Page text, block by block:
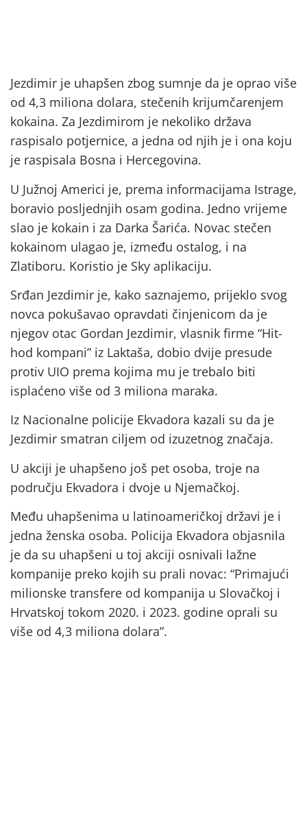
Jezdimir je uhapšen zbog sumnje da je oprao više
od 4,3 miliona dolara, stečenih krijumčarenjem
kokaina. Za Jezdimirom je nekoliko država
raspisalo potjernice, a jedna od njih je i ona koju
je raspisala Bosna i Hercegovina.
U Južnoj Americi je, prema informacijama Istrage,
boravio posljednjih osam godina. Jedno vrijeme
slao je kokain i za Darka Šarića. Novac stečen
kokainom ulagao je, između ostalog, i na
Zlatiboru. Koristio je Sky aplikaciju.
Srđan Jezdimir je, kako saznajemo, prijeklo svog
novca pokušavao opravdati činjenicom da je
njegov otac Gordan Jezdimir, vlasnik firme “Hit-
hod kompani” iz Laktaša, dobio dvije presude
protiv UIO prema kojima mu je trebalo biti
isplaćeno više od 3 miliona maraka.
Iz Nacionalne policije Ekvadora kazali su da je
Jezdimir smatran ciljem od izuzetnog značaja.
U akciji je uhapšeno još pet osoba, troje na
području Ekvadora i dvoje u Njemačkoj.
Među uhapšenima u latinoameričkoj državi je i
jedna ženska osoba. Policija Ekvadora objasnila
je da su uhapšeni u toj akciji osnivali lažne
kompanije preko kojih su prali novac: “Primajući
milionske transfere od kompanija u Slovačkoj i
Hrvatskoj tokom 2020. i 2023. godine oprali su
više od 4,3 miliona dolara”.